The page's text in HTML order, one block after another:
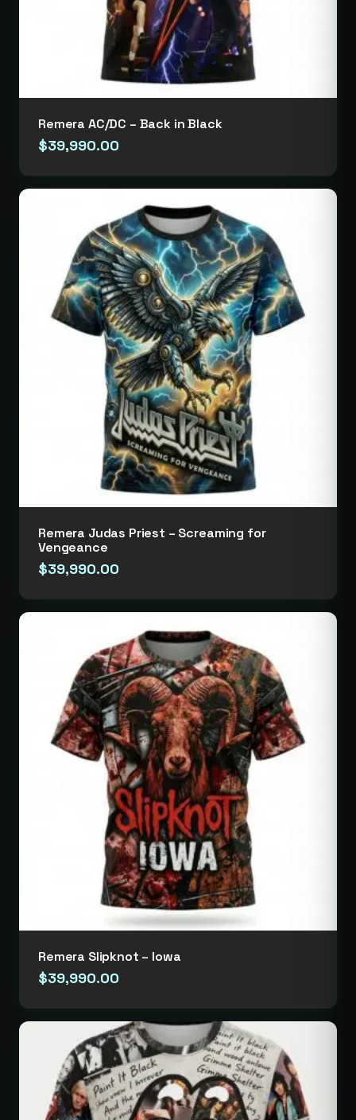
Remera AC/DC – Back in Black
$39,990.00
Remera Judas Priest – Screaming for
Vengeance
$39,990.00
Remera Slipknot – Iowa
$39,990.00